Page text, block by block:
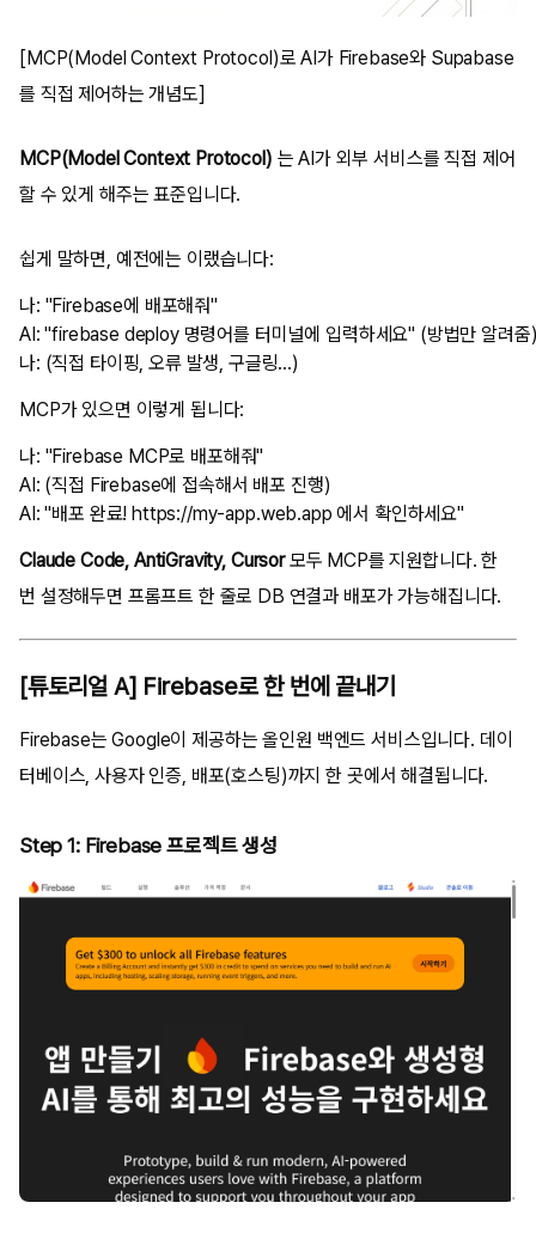
[MCP(Model Context Protocol)로 AI가 Firebase와 Supabase
를 직접 제어하는 개념도]
MCP(Model Context Protocol) 는 AI가 외부 서비스를 직접 제어
할 수 있게 해주는 표준입니다.
쉽게 말하면, 예전에는 이랬습니다:
나: "Firebase에 배포해줘"
AI: "firebase deploy 명령어를 터미널에 입력하세요" (방법만 알려줌
MCP가 있으면 이렇게 됩니다:
나: "Firebase MCP로 배포해줘"
AI: (직접 Firebase에 접속해서 배포 진행)
Claude Code, AntiGravity, Cursor모두 MCP를 지원합니다. 한
번 설정해두면 프롬프트 한 줄로 DB 연결과 배포가 가능해집니다.
[튜토리얼 A] Firebase로 한 번에 끝내기
Firebase는 Google이 제공하는 올인원 백엔드 서비스입니다. 데이
터베이스, 사용자 인증, 배포(호스팅)까지 한 곳에서 해결됩니다.
Step 1: Firebase 프로젝트 생성